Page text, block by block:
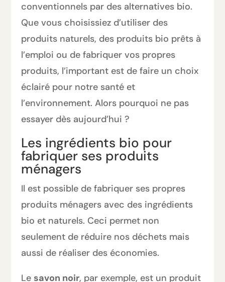
conventionnels par des alternatives bio.
Que vous choisissiez d’utiliser des
produits naturels, des produits bio prêts à
l’emploi ou de fabriquer vos propres
produits, l’important est de faire un choix
éclairé pour notre santé et
l’environnement. Alors pourquoi ne pas
essayer dès aujourd’hui ?
Les ingrédients bio pour
fabriquer ses produits
ménagers
Il est possible de fabriquer ses propres
produits ménagers avec des ingrédients
bio et naturels. Ceci permet non
seulement de réduire nos déchets mais
aussi de réaliser des économies.
Lesavon noir, par exemple, est un produit